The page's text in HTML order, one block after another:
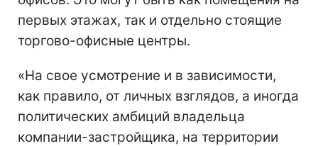
первых этажах, так и отдельно стоящие
торгово-офисные центры.
«На свое усмотрение и в зависимости,
как правило, от личных взглядов, а иногда
политических амбиций владельца
компании-застройщика, на территории